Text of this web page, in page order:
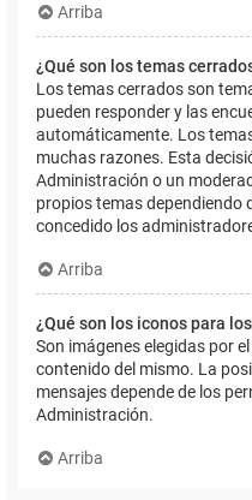
Arriba
¿Qué son los temas
Los temas cerrados son
pueden responder y las
automáticamente. Los
muchas razones. Esta
Administración o un
propios temas dependiendo
concedido los
Arriba
¿Qué son los iconos para
Son imágenes elegidas por
contenido del mismo. La
mensajes depende de los
Administración.
Arriba